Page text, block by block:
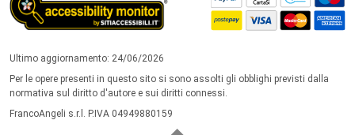
Ultimo aggiornamento: 24/06/2026
Per le opere presenti in questo sito si sono assolti gli obblighi previsti dalla
normativa sul diritto d'autore e sui diritti connessi.
FrancoAngeli s.r.l. P.IVA 04949880159